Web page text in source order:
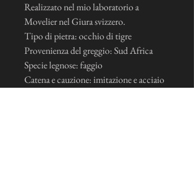
Realizzato nel mio laboratorio a
Movelier nel Giura svizzero.
Tipo di pietra: occhio di tigre
Provenienza del greggio: Sud Africa
Specie legnose: faggio
Catena e cauzione: imitazione e acciaio